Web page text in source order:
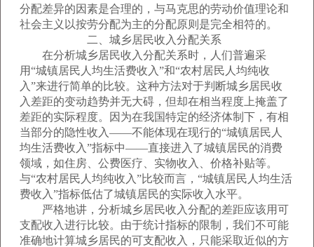
分配差异的因素是合理的，与马克思的劳动价值理论和
社会主义以按劳分配为主的分配原则是完全相符的。
二、城乡居民收入分配关系
在分析城乡居民收入分配关系时，人们普遍采
用“城镇居民人均生活费收入”和“农村居民人均纯收
入”来进行简单的比较。这种方法对于判断城乡居民收
入差距的变动趋势并无大碍，但却在相当程度上掩盖了
差距的实际程度。因为在我国特定的经济体制下，有相
当部分的隐性收入——不能体现在现行的“城镇居民人
均生活费收入”指标中——直接进入了城镇居民的消费
领域，如住房、公费医疗、实物收入、价格补贴等。
与“农村居民人均纯收入”比较而言，“城镇居民人均生活
费收入”指标低估了城镇居民的实际收入水平。
严格地讲，分析城乡居民收入分配的差距应该用可
支配收入进行比较。由于统计指标的限制，我们不可能
准确地计算城乡居民的可支配收入，只能采取近似的方